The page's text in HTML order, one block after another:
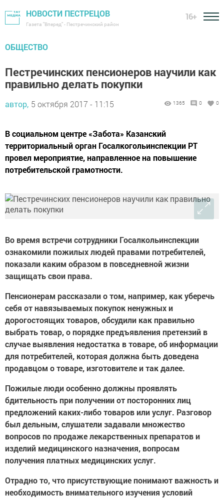
НОВОСТИ ПЕСТРЕЦОВ
Газета "Вперед" - Пестречинский район
16+
ОБЩЕСТВО
Пестречинских пенсионеров научили как
правильно делать покупки
автор, 5 октября 2017 - 11:15 1365 0 0
В социальном центре «Забота» Казанский
территориальный орган Госалкогольинспекции РТ
провел мероприятие, направленное на повышение
потребительской грамотности.
Во время встречи сотрудники Госалкольинспекции
ознакомили пожилых людей правами потребителей,
показали каким образом в повседневной жизни
защищать свои права.
Пенсионерам рассказали о том, например, как уберечь
себя от навязываемых покупок ненужных и
дорогостоящих товаров, обсудили как правильно
выбрать товар, о порядке предъявления претензий в
случае выявления недостатка в товаре, об информации
для потребителей, которая должна быть доведена
продавцом о товаре, изготовителе и так далее.
Пожилые люди особенно должны проявлять
бдительность при получении от посторонних лиц
предложений каких-либо товаров или услуг. Разговор
был дельным, слушатели задавали множество
вопросов по продаже лекарственных препаратов и
изделий медицинского назначения, вопросам
получения платных медицинских услуг.
Отрадно то, что присутствующие понимают важность и
необходимость внимательного изучения условий